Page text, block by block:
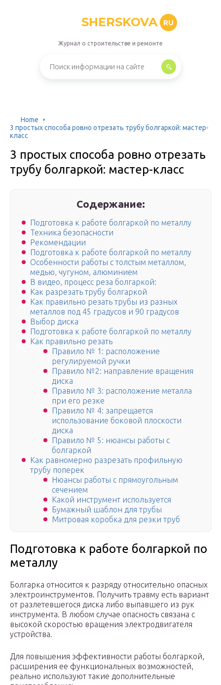
SHERSKOVA RU
Журнал о строительстве и ремонте
Home
3 простых способа ровно отрезать трубу болгаркой: мастер-
класс
3 простых способа ровно отрезать
трубу болгаркой: мастер-класс
Содержание:
Подготовка к работе болгаркой по металлу
Техника безопасности
Рекомендации
Подготовка к работе болгаркой по металлу
Особенности работы с толстым металлом,
медью, чугуном, алюминием
В видео, процесс реза болгаркой:
Как разрезать трубу болгаркой
Как правильно резать трубы из разных
металлов под 45 градусов и 90 градусов
Выбор диска
Подготовка к работе болгаркой по металлу
Как правильно резать
Правило № 1: расположение
регулируемой ручки
Правило №2: направление вращения
диска
Правило № 3: расположение металла
при его резке
Правило № 4: запрещается
использование боковой плоскости
диска
Правило № 5: нюансы работы с
болгаркой
Как равномерно разрезать профильную
трубу поперек
Нюансы работы с прямоугольным
сечением
Какой инструмент используется
Бумажный шаблон для трубы
Митровая коробка для резки труб
Подготовка к работе болгаркой по
металлу
Болгарка относится к разряду относительно опасных
электроинструментов. Получить травму есть вариант
от разлетевшегося диска либо выпавшего из рук
инструмента. В любом случае опасность связана с
высокой скоростью вращения электродвигателя
устройства.
Для повышения эффективности работы болгаркой,
расширения ее функциональных возможностей,
реально используют такие дополнительные